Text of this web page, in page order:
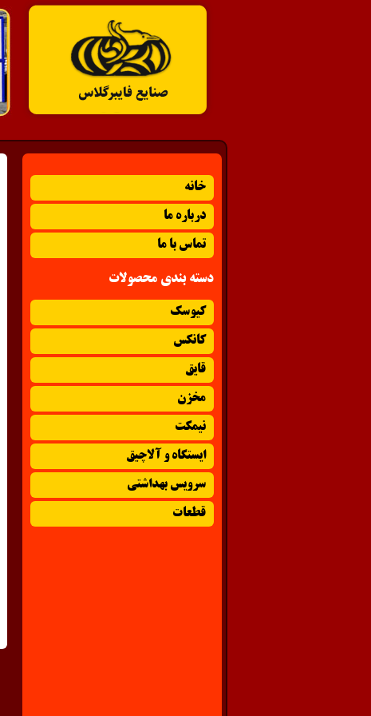
خانه
درباره ما
تماس با ما
دسته بندی محصولات
کیوسک
کانکس
قایق
مخزن
نیمکت
ایستگاه و آلاچیق
سرویس بهداشتی
قطعات